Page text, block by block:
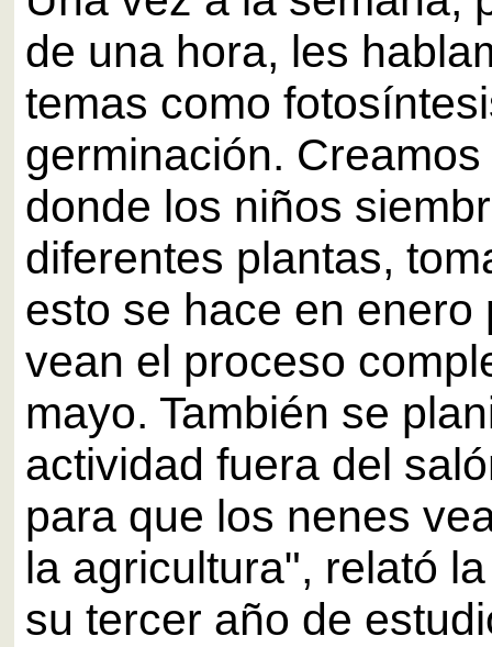
de una hora, les
temas como
germinación.
donde los niños
diferentes plantas,
esto se hace en enero
vean el proceso
mayo. También se
actividad fuera del
para que los nenes
la agricultura", relató
su tercer año de